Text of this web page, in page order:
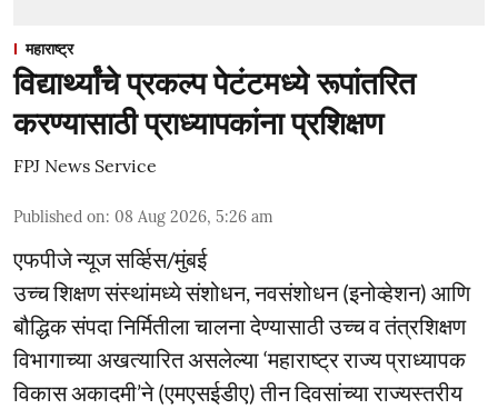
महाराष्ट्र
विद्यार्थ्यांचे प्रकल्प पेटंटमध्ये रूपांतरित
करण्यासाठी प्राध्यापकांना प्रशिक्षण
FPJ News Service
Published on: 08 Aug 2026, 5:26 am
एफपीजे न्यूज सर्व्हिस/मुंबई
उच्च शिक्षण संस्थांमध्ये संशोधन, नवसंशोधन (इनोव्हेशन) आणि
बौद्धिक संपदा निर्मितीला चालना देण्यासाठी उच्च व तंत्रशिक्षण
विभागाच्या अखत्यारित असलेल्या ‘महाराष्ट्र राज्य प्राध्यापक
विकास अकादमी’ने (एमएसईडीए) तीन दिवसांच्या राज्यस्तरीय